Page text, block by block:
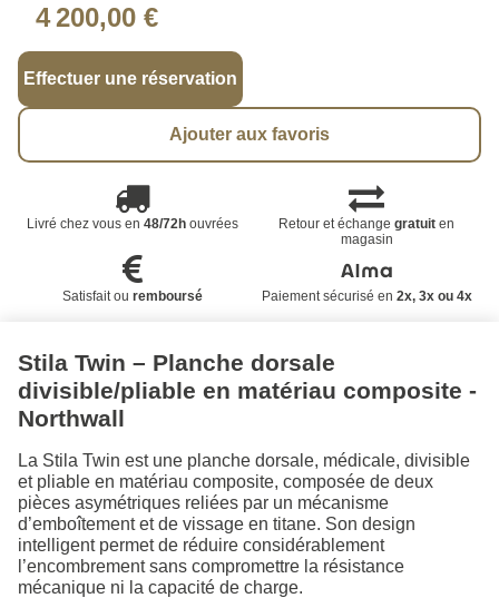
4 200,00 €
Effectuer une réservation
Ajouter aux favoris
Livré chez vous en 48/72houvrées Retour et échangegratuit en
magasin
Satisfait ou remboursé Paiement sécurisé en 2x, 3x ou 4x
Stila Twin – Planche dorsale
divisible/pliable en matériau composite -
Northwall
La Stila Twin est une planche dorsale, médicale, divisible
et pliable en matériau composite, composée de deux
pièces asymétriques reliées par un mécanisme
d’emboîtement et de vissage en titane. Son design
intelligent permet de réduire considérablement
l’encombrement sans compromettre la résistance
mécanique ni la capacité de charge.